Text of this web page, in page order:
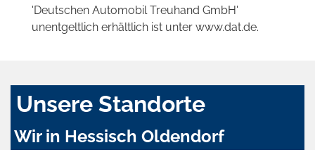
'Deutschen Automobil Treuhand GmbH'
unentgeltlich erhältlich ist unter www.dat.de.
Unsere Standorte
Wir in Hessisch Oldendorf